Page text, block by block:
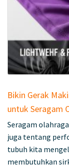
Bikin Gerak
untuk Seragam
Seragam
juga tentang
tubuh kita
membutuhkan